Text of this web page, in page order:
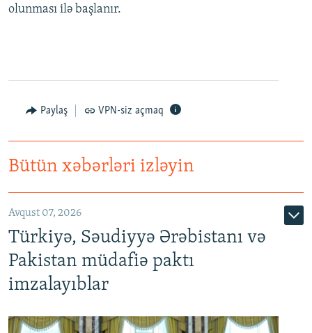
olunması ilə başlanır.
Paylaş VPN-siz açmaq
Bütün xəbərləri izləyin
Avqust 07, 2026
Türkiyə, Səudiyyə Ərəbistanı və
Pakistan müdafiə paktı
imzalayıblar